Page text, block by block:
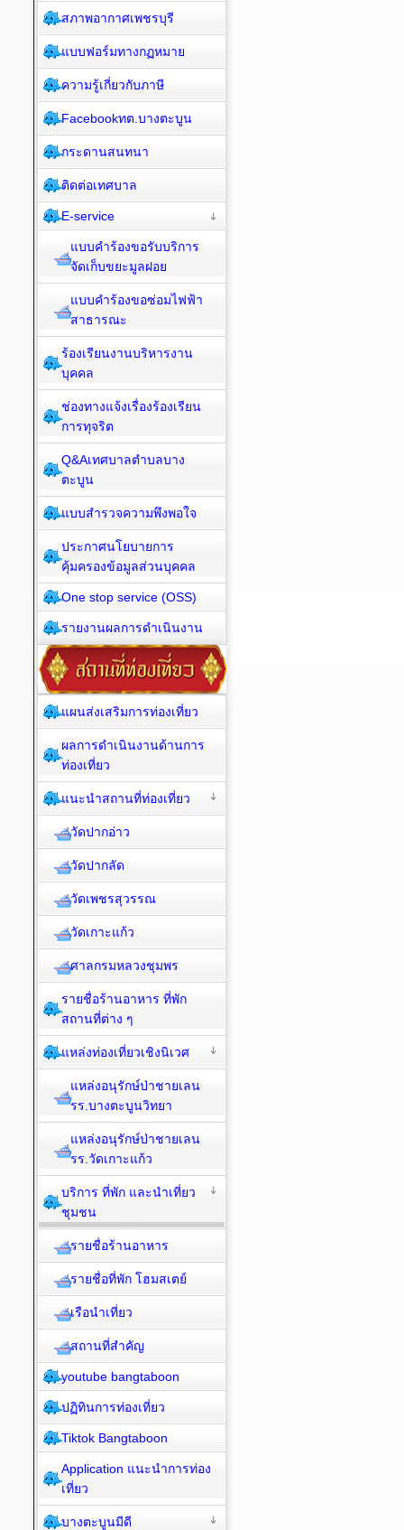
สภาพอากาศเพชรบุรี
แบบฟอร์มทางกฏหมาย
ความรู้เกี่ยวกับภาษี
Facebookทต.บางตะบูน
กระดานสนทนา
ติดต่อเทศบาล
E-service
แบบคำร้องขอรับบริการ
จัดเก็บขยะมูลฝอย
แบบคำร้องขอซ่อมไฟฟ้า
สาธารณะ
ร้องเรียนงานบริหารงาน
บุคคล
ช่องทางแจ้งเรื่องร้องเรียน
การทุจริต
Q&Aเทศบาลตำบลบาง
ตะบูน
แบบสำรวจความพึงพอใจ
ประกาศนโยบายการ
คุ้มครองข้อมูลส่วนบุคคล
One stop service (OSS)
รายงานผลการดำเนินงาน
แผนส่งเสริมการท่องเที่ยว
ผลการดำเนินงานด้านการ
ท่องเที่ยว
แนะนำสถานที่ท่องเที่ยว
วัดปากอ่าว
วัดปากลัด
วัดเพชรสุวรรณ
วัดเกาะแก้ว
ศาลกรมหลวงชุมพร
รายชื่อร้านอาหาร ที่พัก
สถานที่ต่าง ๆ
แหล่งท่องเที่ยวเชิงนิเวศ
แหล่งอนุรักษ์ป่าชายเลน
รร.บางตะบูนวิทยา
แหล่งอนุรักษ์ป่าชายเลน
รร.วัดเกาะแก้ว
บริการ ที่พัก และนำเที่ยว
ชุมชน
รายชื่อร้านอาหาร
รายชื่อที่พัก โฮมสเตย์
เรือนำเที่ยว
สถานที่สำคัญ
youtube bangtaboon
ปฏิทินการท่องเที่ยว
Tiktok Bangtaboon
Application แนะนำการท่อง
เที่ยว
บางตะบูนมีดี